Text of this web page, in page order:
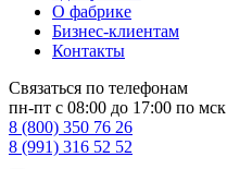
О фабрике
Бизнес-клиентам
Контакты
Связаться по телефонам
пн-пт с 08:00 до 17:00 по мск
8 (800) 350 76 26
8 (991) 316 52 52